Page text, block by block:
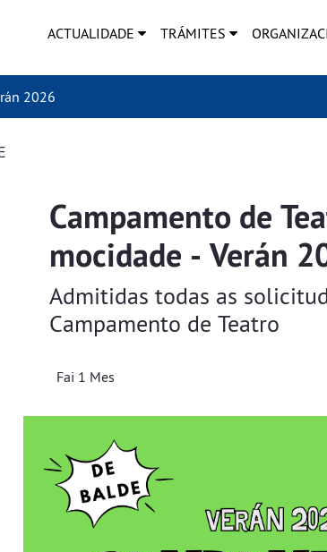
ACTUALIDADE TRÁMITES
2026
Campamento de
mocidade - Verán
Admitidas todas as
Campamento de Teatro
Fai 1 Mes